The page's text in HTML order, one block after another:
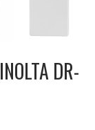
DR-